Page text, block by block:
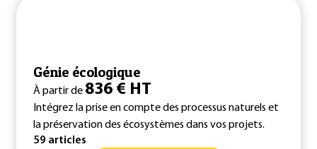
Génie écologique
À partir de 836 € HT
Intégrez la prise en compte des processus naturels et
la préservation des écosystèmes dans vos projets.
59 articles